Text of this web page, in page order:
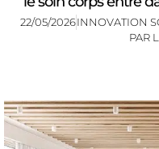
22/05/2026INNOVATION
PAR